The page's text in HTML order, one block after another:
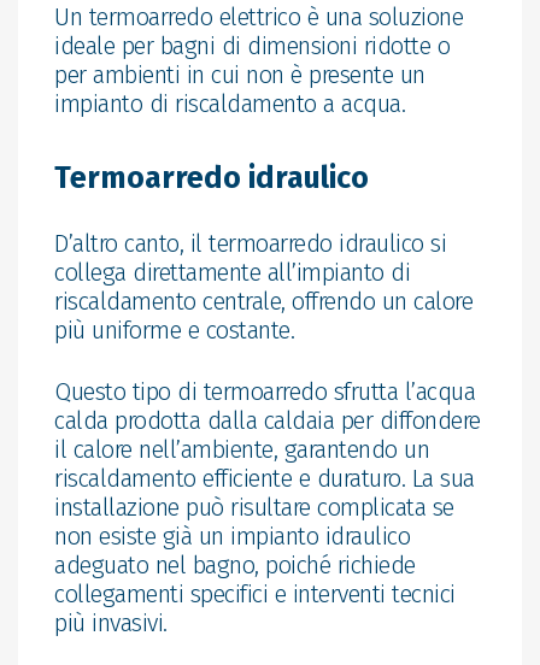
Un termoarredo elettrico è una soluzione
ideale per bagni di dimensioni ridotte o
per ambienti in cui non è presente un
impianto di riscaldamento a acqua.
Termoarredo idraulico
D’altro canto, il termoarredo idraulico si
collega direttamente all’impianto di
riscaldamento centrale, offrendo un calore
più uniforme e costante.
Questo tipo di termoarredo sfrutta l’acqua
calda prodotta dalla caldaia per diffondere
il calore nell’ambiente, garantendo un
riscaldamento efficiente e duraturo. La sua
installazione può risultare complicata se
non esiste già un impianto idraulico
adeguato nel bagno, poiché richiede
collegamenti specifici e interventi tecnici
più invasivi.